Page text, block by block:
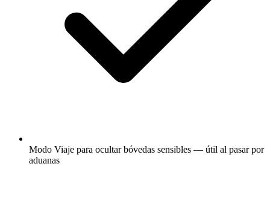
Modo Viaje para ocultar bóvedas sensibles — útil al pasar por
aduanas